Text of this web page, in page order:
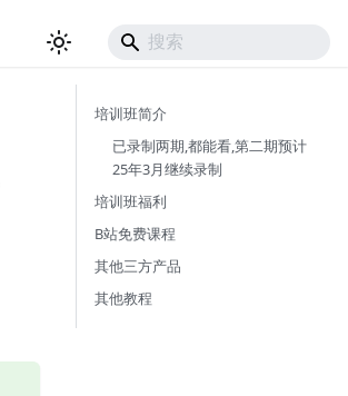
培训班简介
已录制两期,都能看,第二期预计
25年3月继续录制
培训班福利
B站免费课程
其他三方产品
其他教程